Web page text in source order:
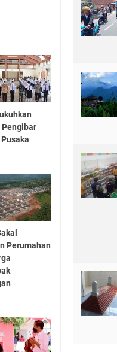
Pengibar
Perumahan